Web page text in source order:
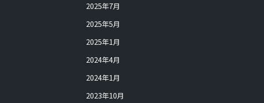
2025年7月
2025年5月
2025年1月
2024年4月
2024年1月
2023年10月